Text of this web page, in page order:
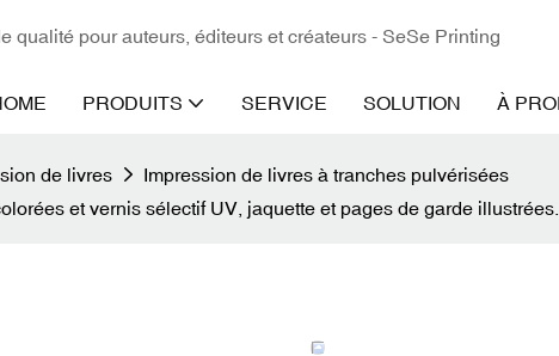
qualité pour auteurs, éditeurs et créateurs - SeSe Printing
PRODUITS SERVICE SOLUTION À
de livres
Impression de livres à tranches pulvérisées
et vernis sélectif UV, jaquette et pages de garde illustrées.